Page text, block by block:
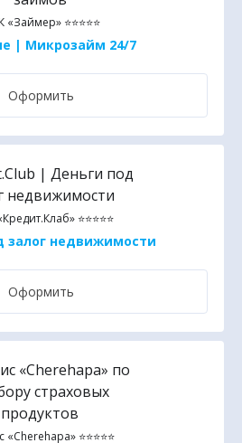
⭐⭐⭐⭐⭐
| Микрозайм 24/7
Оформить
⭐⭐⭐⭐⭐
залог недвижимости
Оформить
⭐⭐⭐⭐⭐